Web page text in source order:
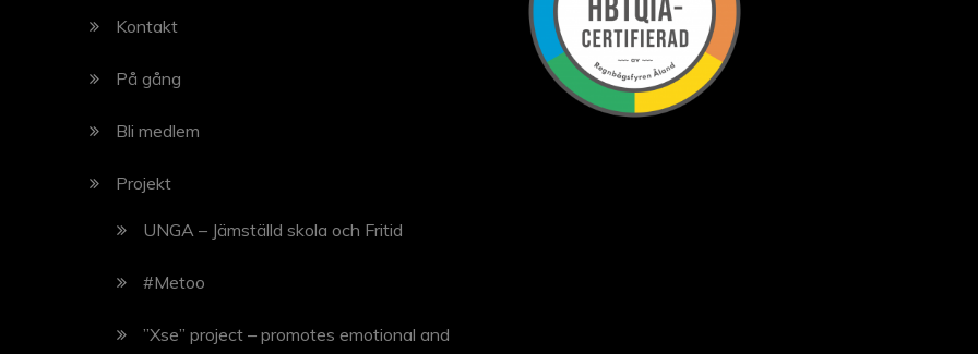
Kontakt
På gång
Bli medlem
Projekt
UNGA – Jämställd skola och Fritid
#Metoo
”Xse” project – promotes emotional and